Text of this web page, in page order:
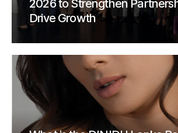
2026 to Strengthen
Drive Growth